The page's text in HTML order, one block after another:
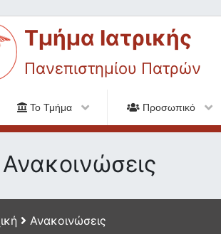
Τμήμα Ιατρικής
Πανεπιστημίου Πατρών
Το Τμήμα Προσωπικό
Ανακοινώσεις
Ανακοινώσεις